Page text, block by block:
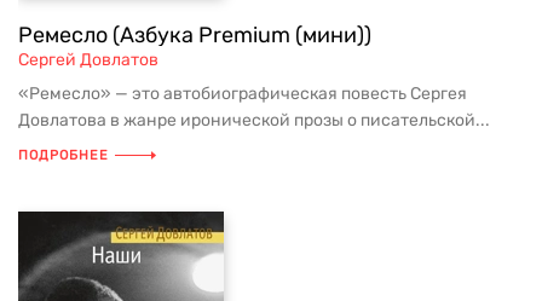
Ремесло (Азбука Premium (мини))
Сергей Довлатов
«Ремесло» — это автобиографическая повесть Сергея
Довлатова в жанре иронической прозы о писательской...
ПОДРОБНЕЕ